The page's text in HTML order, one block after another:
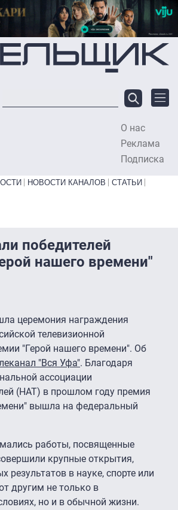
содержанию
О нас
Реклама
Подписка
НОВОСТИ КАНАЛОВ
СТАТЬИ
победителей
нашего времени"
церемония награждения
телевизионной
"Герой нашего времени". Об
"Вся Уфа". Благодаря
ассоциации
(НАТ) в прошлом году премия
вышла на федеральный
работы, посвященные
крупные открытия,
результатов в науке, спорте или
другим не только в
но и в обычной жизни.